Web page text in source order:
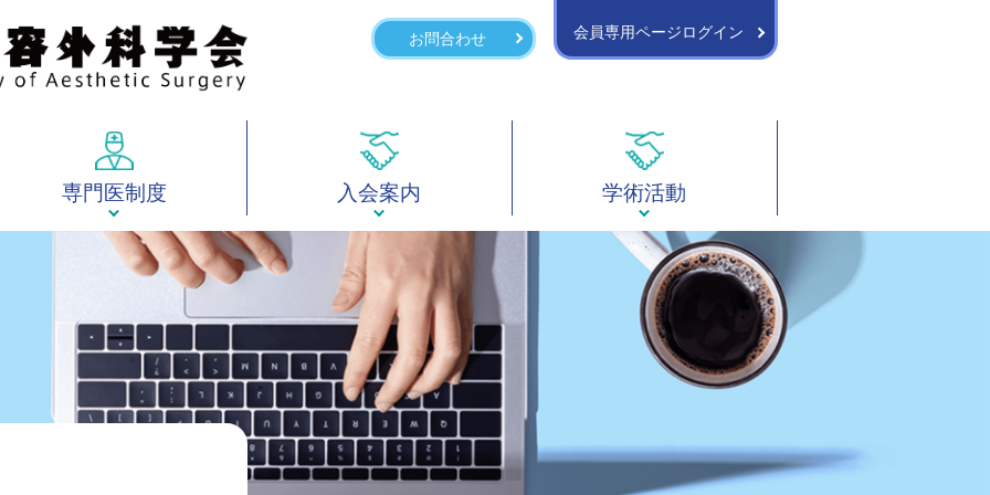
お問合わせ 会員専用ページログイン
専門医制度 入会案内 学術活動